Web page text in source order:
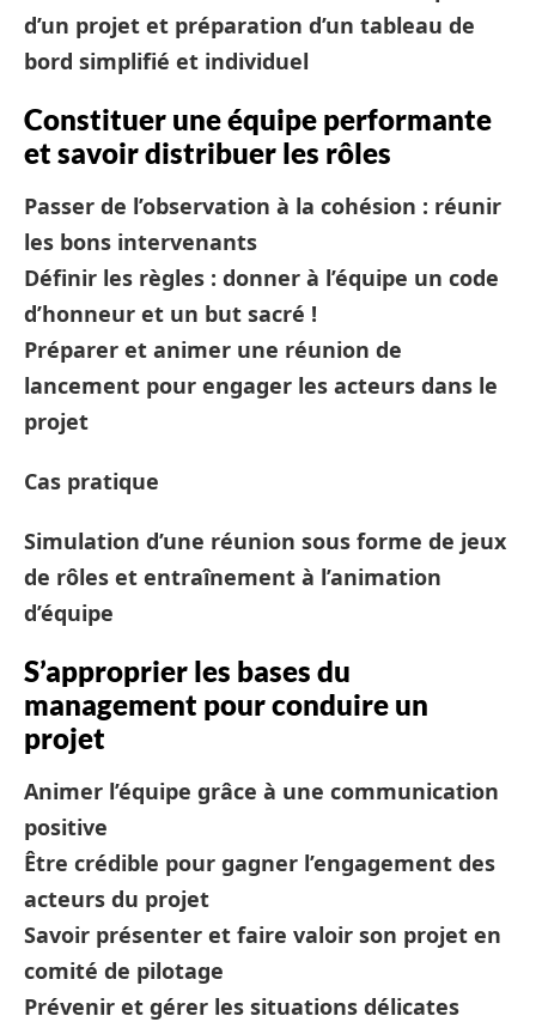
d’un projet et préparation d’un tableau de
bord simplifié et individuel
Constituer une équipe performante
et savoir distribuer les rôles
Passer de l’observation à la cohésion : réunir
les bons intervenants
Définir les règles : donner à l’équipe un code
d’honneur et un but sacré !
Préparer et animer une réunion de
lancement pour engager les acteurs dans le
projet
Cas pratique
Simulation d’une réunion sous forme de jeux
de rôles et entraînement à l’animation
d’équipe
S’approprier les bases du
management pour conduire un
projet
Animer l’équipe grâce à une communication
positive
Être crédible pour gagner l’engagement des
acteurs du projet
Savoir présenter et faire valoir son projet en
comité de pilotage
Prévenir et gérer les situations délicates